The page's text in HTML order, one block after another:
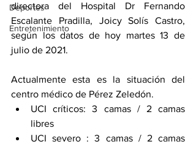
Deportes
Entretenimiento
directora del Hospital Dr Fernando
Escalante Pradilla, Joicy Solís Castro,
según los datos de hoy martes 13 de
julio de 2021.
Actualmente esta es la situación del
centro médico de Pérez Zeledón.
UCI críticos: 3 camas / 2 camas
libres
UCI severo : 3 camas / 2 camas